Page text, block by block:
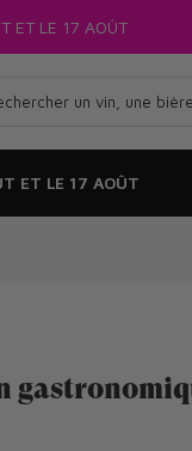
ET LE 17 AOÛT
ET LE 17 AOÛT